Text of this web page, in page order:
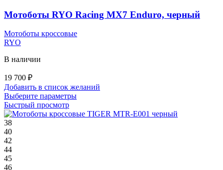
Мотоботы RYO Racing MX7 Enduro, черный
Мотоботы кроссовые
RYO
В наличии
19 700 ₽
Добавить в список желаний
Выберите параметрыЭтот
имеет
Быстрый просмотр
38
40
42
44
45
46